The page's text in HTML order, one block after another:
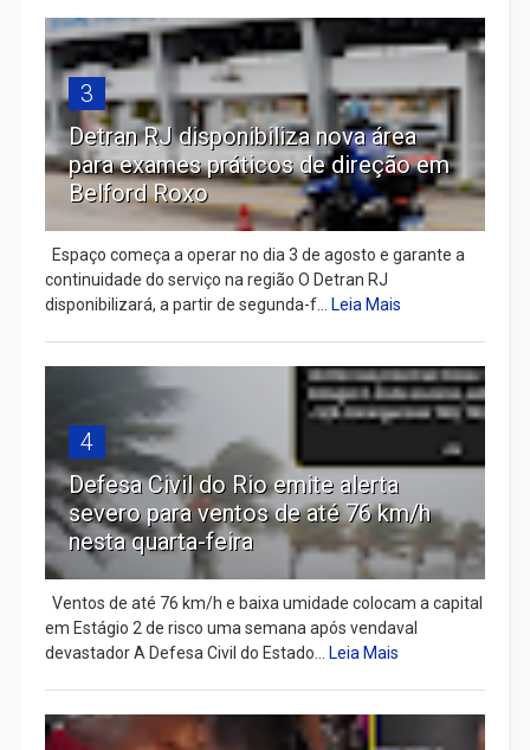
3
Detran RJ disponibiliza nova área
para exames práticos de direção em
Belford Roxo
Espaço começa a operar no dia 3 de agosto e garante a
continuidade do serviço na região O Detran RJ
disponibilizará, a partir de segunda-f...
Leia Mais
4
Defesa Civil do Rio emite alerta
severo para ventos de até 76 km/h
nesta quarta-feira
Ventos de até 76 km/h e baixa umidade colocam a capital
em Estágio 2 de risco uma semana após vendaval
devastador A Defesa Civil do Estado...
Leia Mais